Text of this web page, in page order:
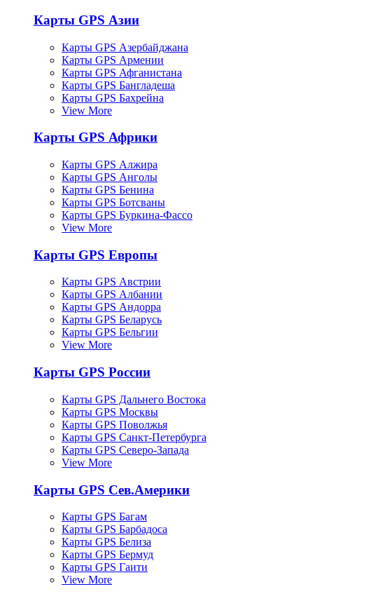
Карты GPS Азии
Карты GPS Азербайджана
Карты GPS Армении
Карты GPS Афганистана
Карты GPS Бангладеша
Карты GPS Бахрейна
View More
Карты GPS Африки
Карты GPS Алжира
Карты GPS Анголы
Карты GPS Бенина
Карты GPS Ботсваны
Карты GPS Буркина-Фассо
View More
Карты GPS Европы
Карты GPS Австрии
Карты GPS Албании
Карты GPS Андорра
Карты GPS Беларусь
Карты GPS Бельгии
View More
Карты GPS России
Карты GPS Дальнего Востока
Карты GPS Москвы
Карты GPS Поволжья
Карты GPS Санкт-Петербурга
Карты GPS Северо-Запада
View More
Карты GPS Сев.Америки
Карты GPS Багам
Карты GPS Барбадоса
Карты GPS Белиза
Карты GPS Бермуд
Карты GPS Гаити
View More